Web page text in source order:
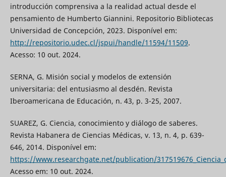
introducción comprensiva a la realidad actual desde el
pensamiento de Humberto Giannini. Repositorio Bibliotecas
Universidad de Concepción, 2023. Disponível em:
http://repositorio.udec.cl/jspui/handle/11594/11509.
Acesso: 10 out. 2024.
SERNA, G. Misión social y modelos de extensión
universitaria: del entusiasmo al desdén. Revista
Iberoamericana de Educación, n. 43, p. 3-25, 2007.
SUAREZ, G. Ciencia, conocimiento y diálogo de saberes.
Revista Habanera de Ciencias Médicas, v. 13, n. 4, p. 639-
646, 2014. Disponível em:
https://www.researchgate.net/publication/
Acesso em: 10 out. 2024.